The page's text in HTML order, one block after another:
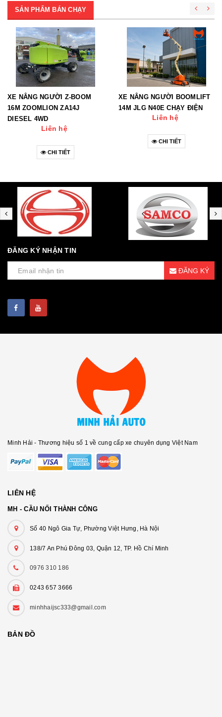
SẢN PHẨM BÁN CHẠY
XE NÂNG NGƯỜI Z-BOOM
16M ZOOMLION ZA14J
DIESEL 4WD
Liên hệ
CHI TIẾT
XE NÂNG NGƯỜI BOOMLIFT
14M JLG N40E CHẠY ĐIỆN
Liên hệ
CHI TIẾT
ĐĂNG KÝ NHẬN TIN
ĐĂNG KÝ
Minh Hải - Thương hiệu số 1 về cung cấp xe chuyên dụng Việt Nam
LIÊN HỆ
MH - CẦU NỐI THÀNH CÔNG
Số 40 Ngô Gia Tự, Phường Việt Hưng, Hà Nội
138/7 An Phú Đông 03, Quận 12, TP. Hồ Chí Minh
0976 310 186
0243 657 3666
minhhaijsc333@gmail.com
BẢN ĐỒ